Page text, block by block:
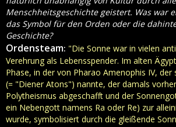
Menschheitsgeschichte geistert. Was war
das Symbol für den Orden oder die
Geschichte?
Ordensteam: "Die Sonne war in vielen
Verehrung als Lebensspender. Im alten
Phase, in der von Pharao Amenophis IV, der
(= "Diener Atons") nannte, der damals
Polytheismus abgeschafft und der
ein Nebengott namens Ra oder Re) zur
wurde, symbolisiert durch die gleißende